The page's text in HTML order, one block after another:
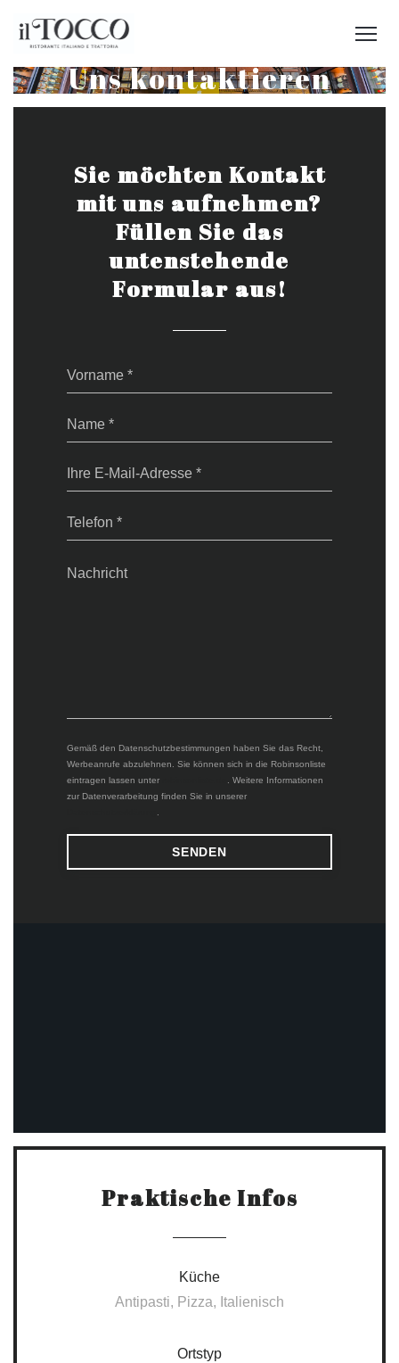
Uns kontaktieren
Sie möchten Kontakt
mit uns aufnehmen?
Füllen Sie das
untenstehende
Formular aus!
Gemäß den Datenschutzbestimmungen haben Sie das Recht,
Werbeanrufe abzulehnen. Sie können sich in die Robinsonliste
eintragen lassen unter
. Weitere Informationen
zur Datenverarbeitung finden Sie in unserer
Praktische Infos
Küche
Antipasti, Pizza, Italienisch
Ortstyp